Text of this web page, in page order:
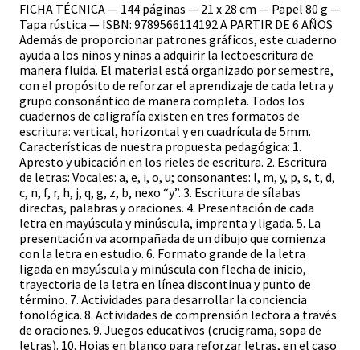
FICHA TÉCNICA — 144 páginas — 21 x 28 cm — Papel 80 g —
Tapa rústica — ISBN: 9789566114192 A PARTIR DE 6 AÑOS
Además de proporcionar patrones gráficos, este cuaderno
ayuda a los niños y niñas a adquirir la lectoescritura de
manera fluida. El material está organizado por semestre,
con el propósito de reforzar el aprendizaje de cada letra y
grupo consonántico de manera completa. Todos los
cuadernos de caligrafía existen en tres formatos de
escritura: vertical, horizontal y en cuadrícula de 5mm.
Características de nuestra propuesta pedagógica: 1.
Apresto y ubicación en los rieles de escritura. 2. Escritura
de letras: Vocales: a, e, i, o, u; consonantes: l, m, y, p, s, t, d,
c, n, f, r, h, j, q, g, z, b, nexo “y”. 3. Escritura de sílabas
directas, palabras y oraciones. 4. Presentación de cada
letra en mayúscula y minúscula, imprenta y ligada. 5. La
presentación va acompañada de un dibujo que comienza
con la letra en estudio. 6. Formato grande de la letra
ligada en mayúscula y minúscula con flecha de inicio,
trayectoria de la letra en línea discontinua y punto de
término. 7. Actividades para desarrollar la conciencia
fonológica. 8. Actividades de comprensión lectora a través
de oraciones. 9. Juegos educativos (crucigrama, sopa de
letras). 10. Hojas en blanco para reforzar letras, en el caso